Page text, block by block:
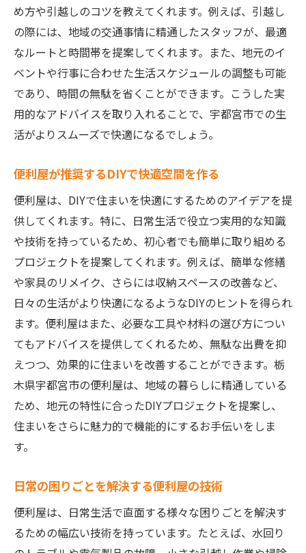
め方や引越しのコツを教えてくれます。例えば、引越し
の際には、地域の交通事情に精通したスタッフが、最適
なルートと時間帯を提案してくれます。また、地元のイ
ベントや行事に合わせた生活スケジュールの調整も可能
であり、時間の無駄を省くことができます。こうした実
用的なアドバイスを取り入れることで、宇都宮市での生
活がよりスムーズで快適になるでしょう。
便利屋が推奨するDIYで快適空間を作る
便利屋は、DIYで住まいを快適にするためのアイデアを提
供してくれます。特に、日常生活で役立つ実用的な知識
や技術を持っているため、初心者でも簡単に取り組める
プロジェクトを提案してくれます。例えば、簡単な修繕
や家具のリメイク、さらには収納スペースの改善など、
日々の生活がより快適になるようなDIYのヒントを得られ
ます。便利屋はまた、必要な工具や材料の選び方につい
てもアドバイスを提供してくれるため、無駄な出費を抑
えつつ、効果的に住まいを改善することができます。栃
木県宇都宮市の便利屋は、地域の暮らしに精通している
ため、地元の特性に合ったDIYプロジェクトを提案し、
住まいをさらに魅力的で機能的にするお手伝いをしま
す。
日常の困りごとを解決する便利屋の技術
便利屋は、日常生活で直面する様々な困りごとを解決す
るための幅広い技術を持っています。たとえば、水回り